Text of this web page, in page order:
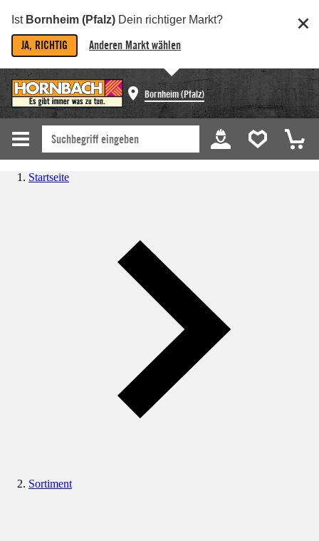
Ist Bornheim (Pfalz) Dein richtiger Markt?
JA, RICHTIG Anderen Markt wählen
Bornheim (Pfalz)
Startseite
Sortiment